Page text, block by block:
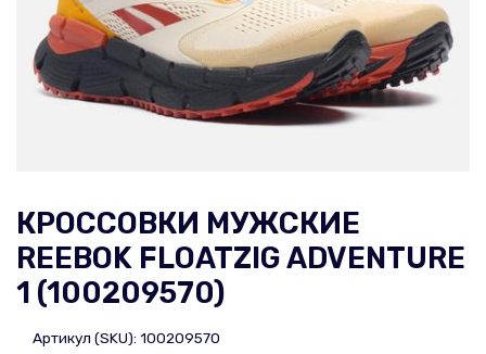
КРОССОВКИ МУЖСКИЕ
REEBOK FLOATZIG ADVENTURE
1 (100209570)
Артикул (SKU): 100209570